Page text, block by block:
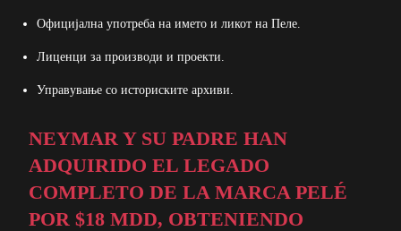
Официјална употреба на името и ликот на Пеле.
Лиценци за производи и проекти.
Управување со историските архиви.
NEYMAR Y SU PADRE HAN
ADQUIRIDO EL LEGADO
COMPLETO DE LA MARCA PELÉ
POR $18 MDD, OBTENIENDO